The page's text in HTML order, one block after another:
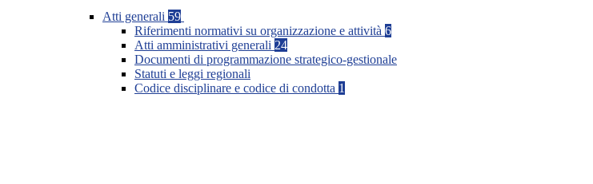
Atti generali 59
Riferimenti normativi su organizzazione e attività 6
Atti amministrativi generali 24
Documenti di programmazione strategico-gestionale
Statuti e leggi regionali
Codice disciplinare e codice di condotta 1